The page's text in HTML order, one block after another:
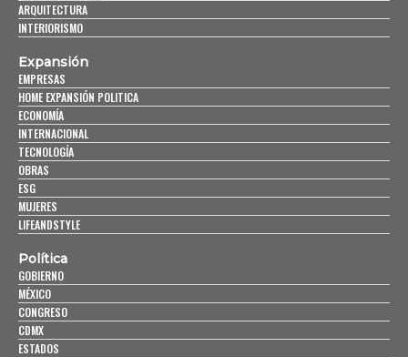
ARQUITECTURA
INTERIORISMO
Expansión
EMPRESAS
HOME EXPANSIÓN POLITICA
ECONOMÍA
INTERNACIONAL
TECNOLOGÍA
OBRAS
ESG
MUJERES
LIFEANDSTYLE
Política
GOBIERNO
MÉXICO
CONGRESO
CDMX
ESTADOS